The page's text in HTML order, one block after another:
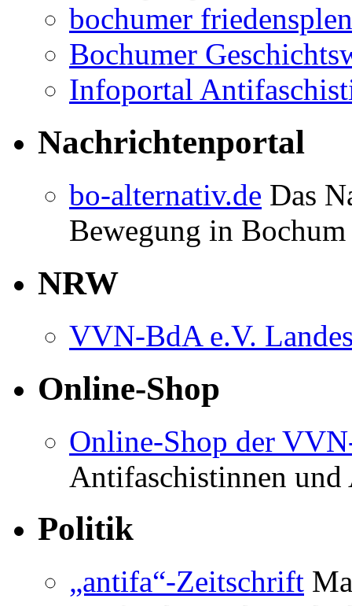
bochumer
Bochumer
Infoportal
Nachrichtenportal
bo-alternativ.de Das
Bewegung in Bochum
NRW
VVN-BdA e.V.
Online-Shop
Online-Shop der
Antifaschistinnen und
Politik
„antifa“-Zeitschrift